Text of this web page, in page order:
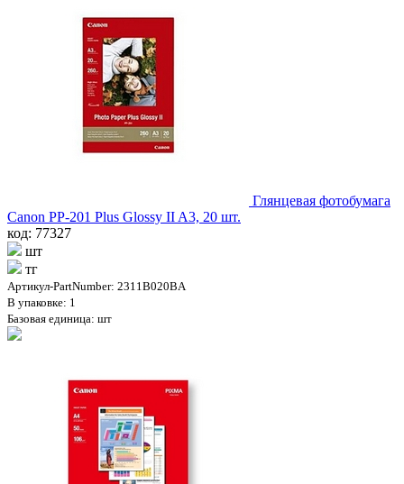
Глянцевая фотобумага
Canon PP-201 Plus Glossy II A3, 20 шт.
код: 77327
шт
тг
Артикул-PartNumber: 2311B020BA
В упаковке: 1
Базовая единица: шт